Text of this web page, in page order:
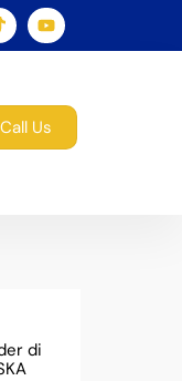
Call Us
di